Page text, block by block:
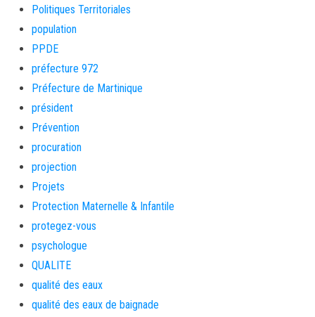
Politiques Territoriales
population
PPDE
préfecture 972
Préfecture de Martinique
président
Prévention
procuration
projection
Projets
Protection Maternelle & Infantile
protegez-vous
psychologue
QUALITE
qualité des eaux
qualité des eaux de baignade